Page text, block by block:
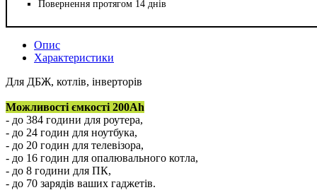
Повернення протягом 14 днів
Опис
Характеристики
Для ДБЖ, котлів, інверторів
Можливості ємкості 200Ah
- до 384 години для роутера,
- до 24 годин для ноутбука,
- до 20 годин для телевізора,
- до 16 годин для опалювального котла,
- до 8 години для ПК,
- до 70 зарядів ваших гаджетів.